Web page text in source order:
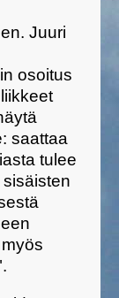
Juuri
osoitus
saattaa
tulee